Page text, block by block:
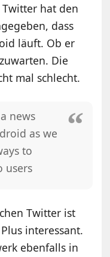
hat den
dass
läuft. Ob er
Die
mal schlecht.
news
as we
to
users
Twitter ist
interessant.
ebenfalls in